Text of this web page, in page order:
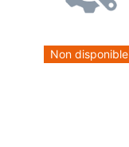
Non disponible